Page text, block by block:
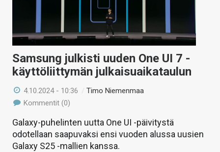
Samsung julkisti uuden One UI 7 -
käyttöliittymän julkaisuaikataulun
4.10.2024 - 10:36 /Timo Niemenmaa
Kommentit (0)
Galaxy-puhelinten uutta One UI -päivitystä
odotellaan saapuvaksi ensi vuoden alussa uusien
Galaxy S25 -mallien kanssa.